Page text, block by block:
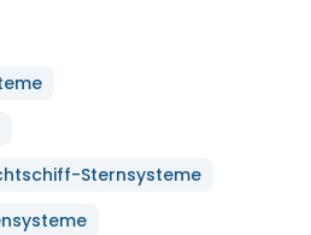
Sternsysteme